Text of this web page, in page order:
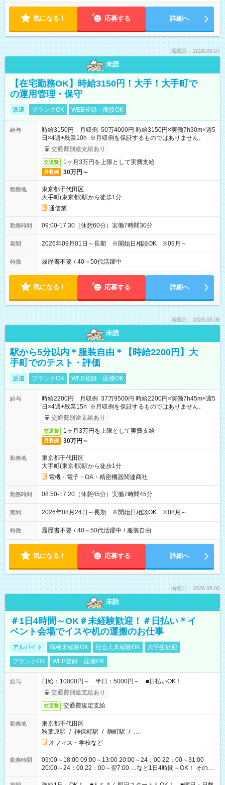
気になる！ 応募する 詳細へ
掲載日：2026.08.07
未読
【在宅勤務OK】時給3150円！大手！大手町で
の運用管理・保守
派遣 ブランクOK WEB登録・面接OK
給与
時給3150円 月収例 50万4000円 時給3150円×実働7h30m×週5
日×4週+残業10h ※月収例を保証するものではありません。
交通費別途支給あり
交通費 1ヶ月3万円を上限として実費支給
月収例 30万円～
勤務地
東京都千代田区
大手町(東京都)駅から徒歩1分
通信業
勤務時間 09:00-17:30（休憩60分）実働7時間30分
期間 2026年09月01日～長期 ※開始日相談OK ※09月～
特徴 履歴書不要 / 40～50代活躍中
気になる！ 応募する 詳細へ
掲載日：2026.08.06
未読
駅から5分以内＊服装自由＊【時給2200円】大
手町でのテスト・評価
派遣 ブランクOK WEB登録・面接OK
給与
時給2200円 月収例 37万9500円 時給2200円×実働7h45m×週5
日×4週+残業15h ※月収例を保証するものではありません。
交通費別途支給あり
交通費 1ヶ月3万円を上限として実費支給
月収例 30万円～
勤務地
東京都千代田区
大手町(東京都)駅から徒歩1分
電機・電子・OA・精密機器関連商社
勤務時間 08:50-17:20（休憩45分）実働7時間45分
期間 2026年08月24日～長期 ※開始日相談OK ※08月～
特徴 履歴書不要 / 40～50代活躍中 / 服装自由
気になる！ 応募する 詳細へ
掲載日：2026.08.06
未読
＃1日4時間～OK＃未経験歓迎！＃日払い＊イ
ベント会場でイスや机の運搬のお仕事
アルバイト 職種未経験OK 社会人未経験OK
大学生歓迎
ブランクOK
WEB登録・面接OK
給与
日給：10000円～ 半日：5000円～ ■日払いOK！
交通費別途支給あり
交通費 交通費規定支給
勤務地
東京都千代田区
秋葉原駅 / 神保町駅 / 麹町駅 / …
オフィス・学校など
勤務時間
09:00～18:00 09:00～13:00 20:00～24：00 22：00～31:00
20:00～24：00 22：00～翌7:00 …など1日4時間～OK！ その他
シフトもございます！ お気軽にご相談ください！